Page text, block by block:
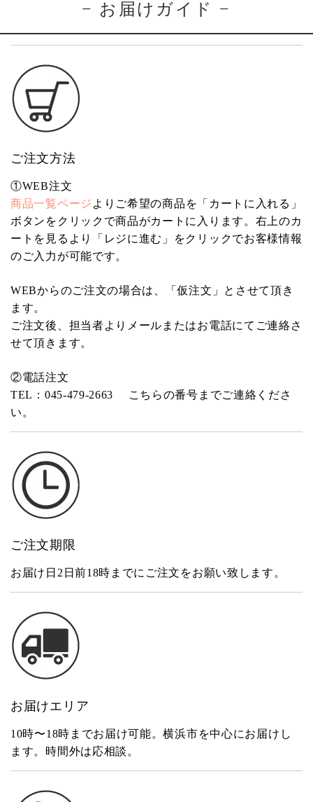
− お届けガイド −
ご注文方法
①WEB注文
商品一覧ページ よりご希望の商品を「カートに入れる」
ボタンをクリックで商品がカートに入ります。右上のカ
ートを見るより「レジに進む」をクリックでお客様情報
のご入力が可能です。
WEBからのご注文の場合は、「仮注文」とさせて頂き
ます。
ご注文後、担当者よりメールまたはお電話にてご連絡さ
せて頂きます。
②電話注文
TEL：045-479-2663
こちらの番号までご連絡くださ
い。
ご注文期限
お届け日2日前18時までにご注文をお願い致します。
お届けエリア
10時〜18時までお届け可能。横浜市を中心にお届けし
ます。時間外は応相談。